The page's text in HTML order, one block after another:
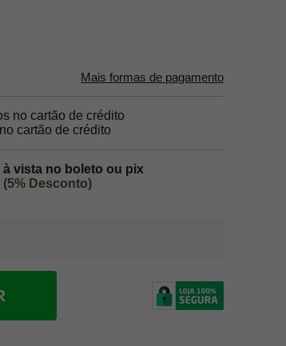
Mais formas de pagamento
no cartão de crédito
no cartão de crédito
à vista no boleto ou pix
(5% Desconto)